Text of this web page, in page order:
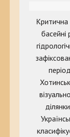
Критична
басейні